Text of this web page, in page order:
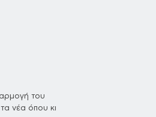
του
νέα όπου κι